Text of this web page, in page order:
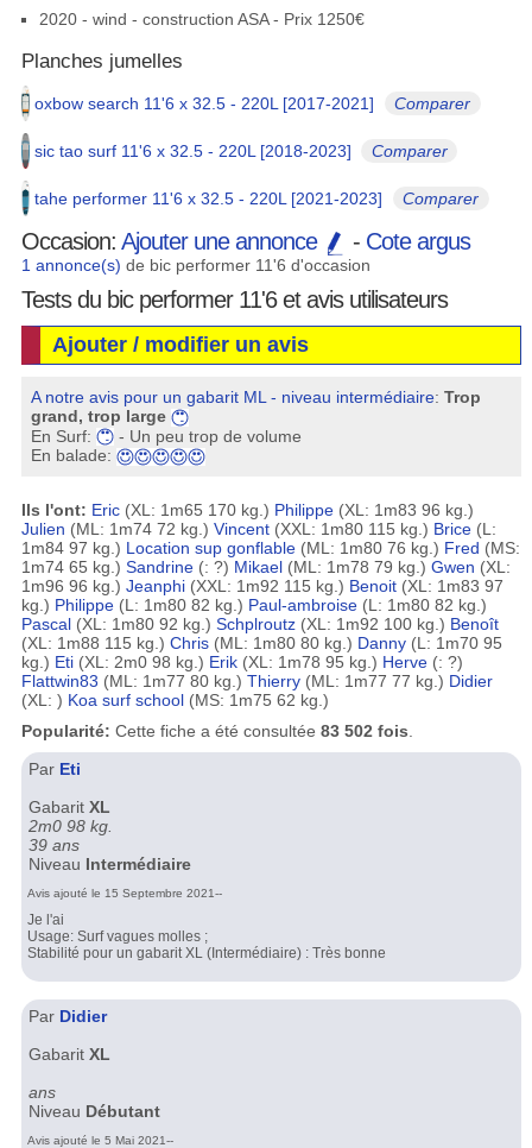
2020 - wind - construction ASA - Prix 1250€
Planches jumelles
oxbow search 11'6 x 32.5 - 220L [2017-2021] Comparer
sic tao surf 11'6 x 32.5 - 220L [2018-2023] Comparer
tahe performer 11'6 x 32.5 - 220L [2021-2023] Comparer
Occasion: Ajouter une annonce - Cote argus
1 annonce(s) de bic performer 11'6 d'occasion
Tests du bic performer 11'6 et avis utilisateurs
Ajouter / modifier un avis
A notre avis pour un gabarit ML - niveau intermédiaire:Trop
grand, trop large
En Surf:
- Un peu trop de volume
En balade:
Ils l'ont: Eric(XL: 1m65 170 kg.) Philippe(XL: 1m83 96 kg.)
Julien (ML: 1m74 72 kg.) Vincent(XXL: 1m80 115 kg.) Brice(L:
1m84 97 kg.) Location sup gonflable(ML: 1m80 76 kg.) Fred (MS:
1m74 65 kg.) Sandrine(: ?) Mikael(ML: 1m78 79 kg.) Gwen (XL:
1m96 96 kg.) Jeanphi(XXL: 1m92 115 kg.) Benoit(XL: 1m83 97
kg.) Philippe(L: 1m80 82 kg.) Paul-ambroise(L: 1m80 82 kg.)
Pascal(XL: 1m80 92 kg.) Schplroutz(XL: 1m92 100 kg.) Benoît
(XL: 1m88 115 kg.) Chris(ML: 1m80 80 kg.) Danny(L: 1m70 95
kg.) Eti(XL: 2m0 98 kg.) Erik(XL: 1m78 95 kg.) Herve(: ?)
Flattwin83 (ML: 1m77 80 kg.) Thierry(ML: 1m77 77 kg.) Didier
(XL: ) Koa surf school(MS: 1m75 62 kg.)
Popularité: Cette fiche a été consultée 83 502 fois
Par Eti
Gabarit XL
2m0 98 kg.
39 ans
Niveau Intermédiaire
Avis ajouté le 15 Septembre 2021--
Je l'ai
Usage: Surf vagues molles ;
Stabilité pour un gabarit XL (Intermédiaire) : Très bonne
Par Didier
Gabarit XL
ans
Niveau Débutant
Avis ajouté le 5 Mai 2021--